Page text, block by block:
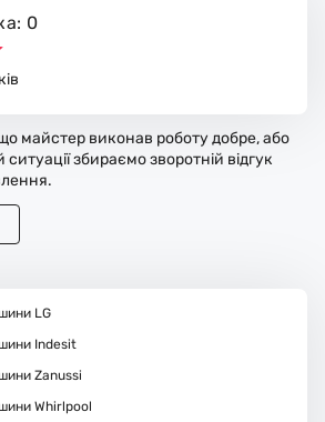
0
майстер виконав роботу добре, або
ситуації збираємо зворотній відгук
LG
Indesit
Zanussi
Whirlpool